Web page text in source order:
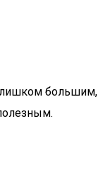
большим,